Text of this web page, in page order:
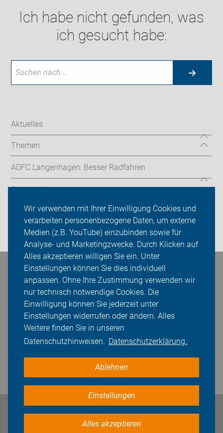
Wir verwenden mit Ihrer Einwilligung Cookies und
verarbeiten personenbezogene Daten, um externe
Medien (z.B. YouTube) einzubinden sowie für
Analyse- und Marketingzwecke. Durch Klicken auf
Alles akzeptieren willigen Sie ein. Unter
Einstellungen können Sie dies individuell
anpassen. Ohne Ihre Zustimmung verwenden wir
nur technisch notwendige Cookies. Die
Einwilligung können Sie jederzeit unter
Einstellungen widerrufen oder ändern. Alles
Weitere finden Sie in unseren
Datenschutzhinweisen. Datenschutzerklärung.
Ablehnen
Einstellungen
Alles akzeptieren
Ich habe nicht gefunden, was
ich gesucht habe:
Aktuelles
Themen
ADFC Langenhagen: Besser Radfahren
Sei dabei
Presse
Login
Bleiben Sie in Kontakt